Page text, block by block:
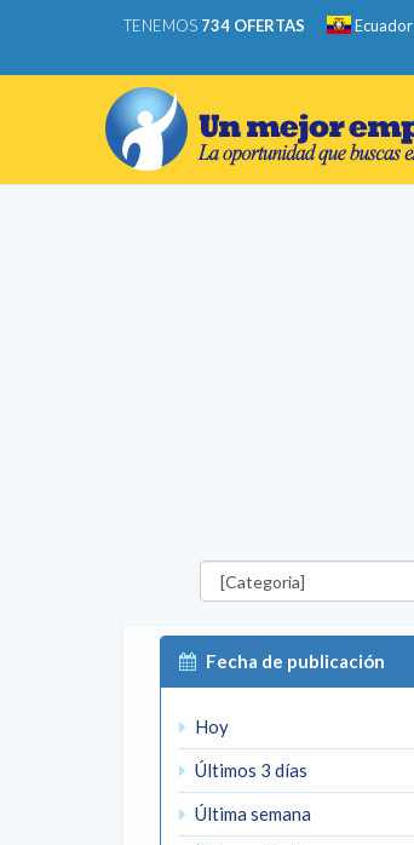
TENEMOS 734 OFERTAS Ecuador
Categorías
Fecha de publicación
Hoy
Últimos 3 días
Última semana